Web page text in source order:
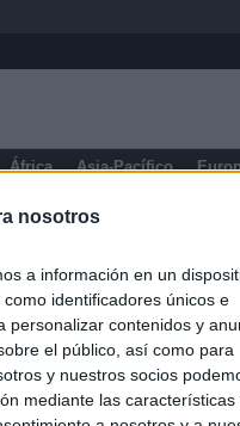
nosotros
a información en un
identificadores únicos e
contenidos y
el público, así como para
y nuestros socios
mediante las características
África Asia-Pacífico
Zaragoza